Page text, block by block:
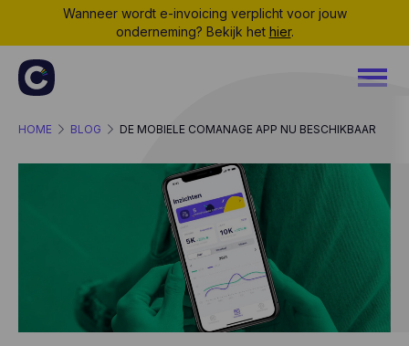
Wanneer wordt e-invoicing verplicht voor jouw
onderneming? Bekijk het hier.
HOME BLOG DE MOBIELE COMANAGE APP NU BESCHIKBAAR